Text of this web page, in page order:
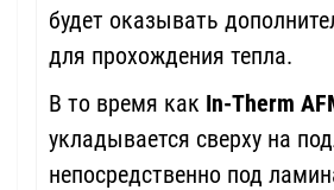
будет оказывать
для прохождения тепла.
В то время как In-Therm
укладывается сверху на
непосредственно под